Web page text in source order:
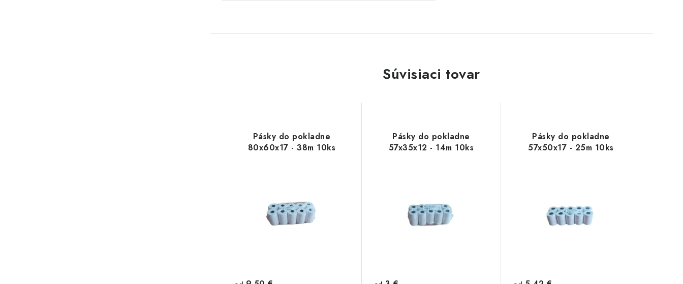
Súvisiaci tovar
Pásky do pokladne
80x60x17 - 38m 10ks
Pásky do pokladne
57x35x12 - 14m 10ks
Pásky do pokladne
57x50x17 - 25m 10ks